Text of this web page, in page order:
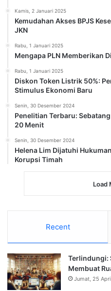
Kamis, 2 Januari 2025
Kemudahan Akses BPJS
JKN
Rabu, 1 Januari 2025
Mengapa PLN Memberikan
Rabu, 1 Januari 2025
Diskon Token Listrik 50%:
Stimulus Ekonomi Baru
Senin, 30 Desember 2024
Penelitian Terbaru:
20 Menit
Senin, 30 Desember 2024
Helena Lim Dijatuhi
Korupsi Timah
Load
Recent
Terlindungi:
Membuat
Jumat, 25